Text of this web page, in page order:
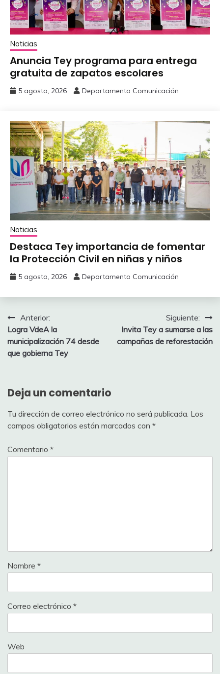
Noticias
Anuncia Tey programa para entrega
gratuita de zapatos escolares
5 agosto, 2026 Departamento Comunicación
Noticias
‎Destaca Tey importancia de fomentar
‎la Protección Civil en niñas y niños
5 agosto, 2026 Departamento Comunicación
Navegación
de
entradas
Anterior:
Logra VdeA la
municipalización 74 desde
que gobierna Tey
Siguiente:
‎Invita Tey a sumarse a las
campañas de reforestación
Deja un comentario
Tu dirección de correo electrónico no será publicada. Los
campos obligatorios están marcados con *
Comentario *
Nombre *
Correo electrónico *
Web